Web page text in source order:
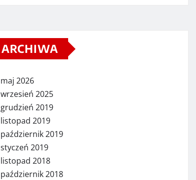
ARCHIWA
maj 2026
wrzesień 2025
grudzień 2019
listopad 2019
październik 2019
styczeń 2019
listopad 2018
październik 2018